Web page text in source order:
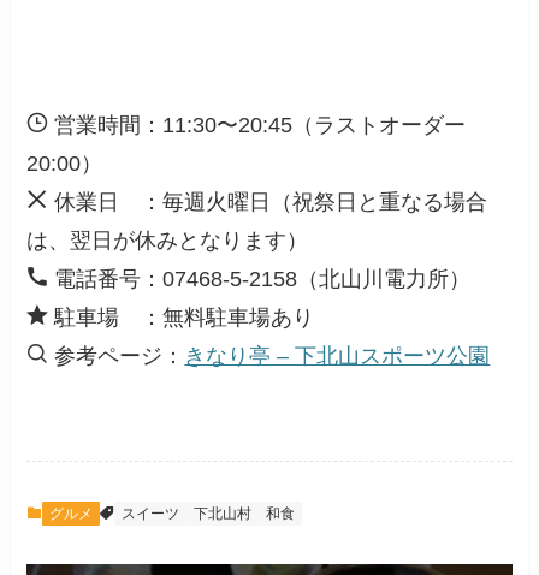
営業時間：11:30〜20:45（ラストオーダー
20:00）
休業日 ：毎週火曜日（祝祭日と重なる場合
は、翌日が休みとなります）
電話番号：07468-5-2158（北山川電力所）
駐車場 ：無料駐車場あり
参考ページ： きなり亭 – 下北山スポーツ公園
グルメ スイーツ 下北山村 和食